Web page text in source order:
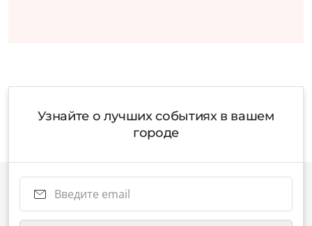
Узнайте о лучших событиях в вашем
городе